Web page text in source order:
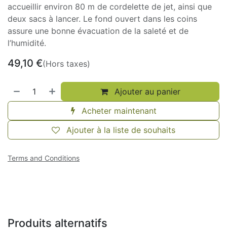
accueillir environ 80 m de cordelette de jet, ainsi que
deux sacs à lancer. Le fond ouvert dans les coins
assure une bonne évacuation de la saleté et de
l’humidité.
49,10 €(Hors taxes)
Ajouter au panier
Acheter maintenant
Ajouter à la liste de souhaits
Terms and Conditions
Produits alternatifs